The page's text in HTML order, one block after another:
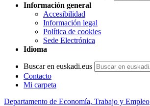
Información general
Accesibilidad
Información legal
Política de cookies
Sede Electrónica
Idioma
Buscar en euskadi.eus
Contacto
Mi carpeta
Departamento de Economía, Trabajo y Empleo